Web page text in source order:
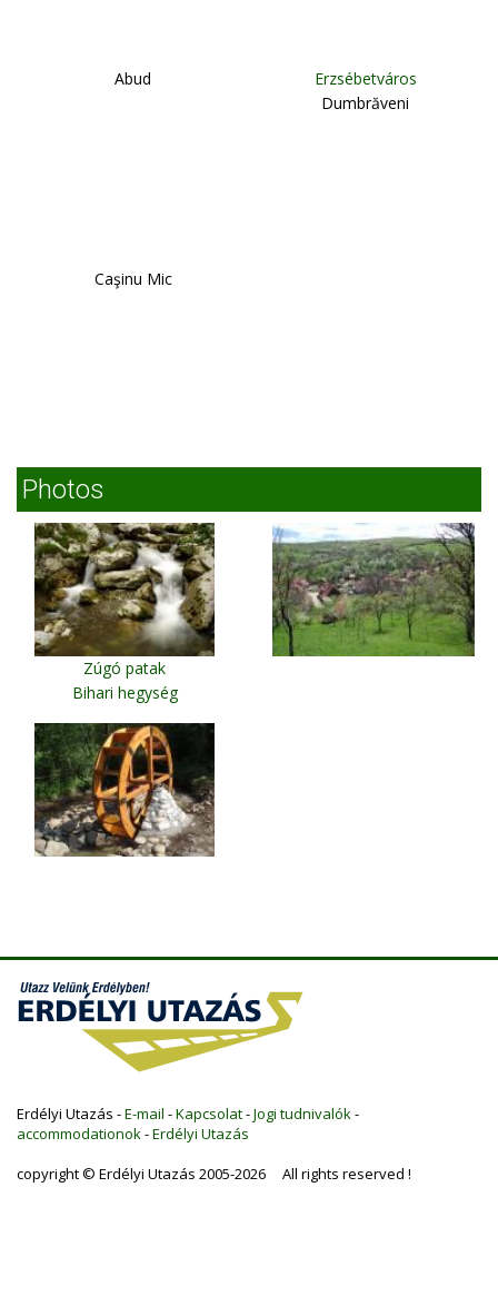
Abud
Erzsébetváros
Dumbrăveni
Caşinu Mic
Photos
Zúgó patak
Bihari hegység
Erdélyi Utazás -E-mail -Kapcsolat-Jogi tudnivalók-
accommodationok-Erdélyi Utazás
copyright © Erdélyi Utazás 2005-2026 All rights reserved !